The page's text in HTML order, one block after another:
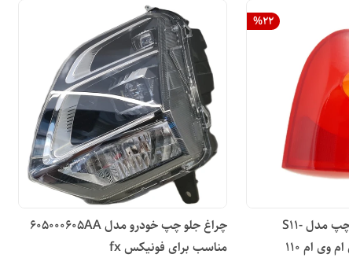
%22
طلق چراغ خطر کد ۲۲چپ مدل S11-
چراغ جلو چپ خودرو مدل 605000605AA
مناسب برای فونیکس fx